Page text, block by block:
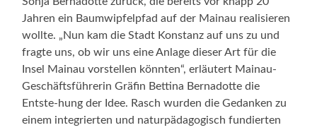
Jahren ein Baumwipfelpfad auf der Mainau realisieren
wollte. „Nun kam die Stadt Konstanz auf uns zu und
fragte uns, ob wir uns eine Anlage dieser Art für die
Insel Mainau vorstellen könnten“, erläutert Mainau-
Geschäftsführerin Gräfin Bettina Bernadotte die
Entste-hung der Idee. Rasch wurden die Gedanken zu
einem integrierten und naturpädagogisch fundierten